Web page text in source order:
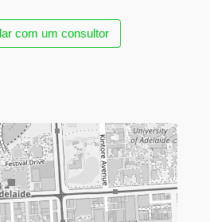
com um consultor